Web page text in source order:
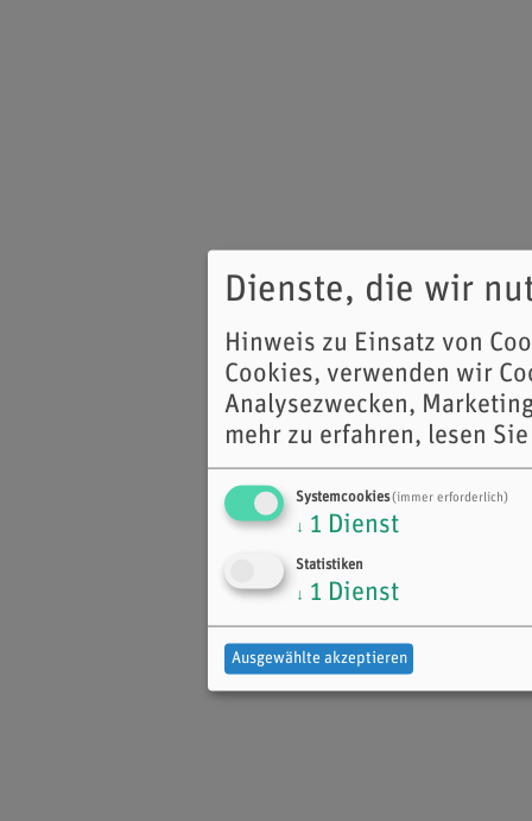
Dienste, die wir
Hinweis zu Einsatz von
Cookies, verwenden wir
Analysezwecken,
mehr zu erfahren, lesen
Systemcookies(immer erforderlich)
↓ 1 Dienst
Statistiken
↓ 1 Dienst
Ausgewählte akzeptieren